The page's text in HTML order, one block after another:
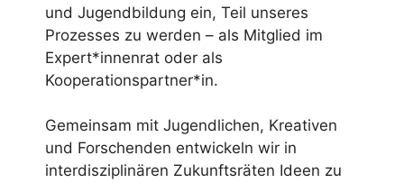
und Jugendbildung ein, Teil unseres
Prozesses zu werden – als Mitglied im
Expert*innenrat oder als
Kooperationspartner*in.
Gemeinsam mit Jugendlichen, Kreativen
und Forschenden entwickeln wir in
interdisziplinären Zukunftsräten Ideen zu